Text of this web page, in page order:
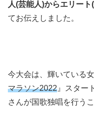
人(芸能人)からエリー
てお伝えしました。
今大会は、輝いている
マラソン2022 』スター
さんが国歌独唱を行う